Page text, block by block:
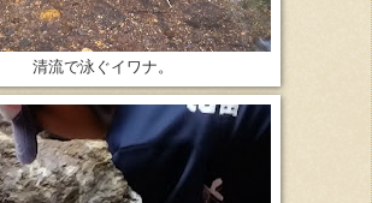
清流で泳ぐイワナ。